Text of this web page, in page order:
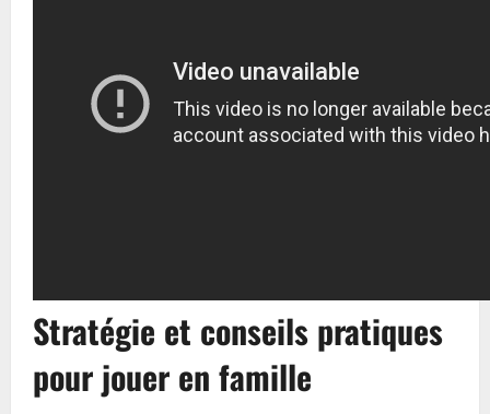
Stratégie et conseils pratiques
pour jouer en famille